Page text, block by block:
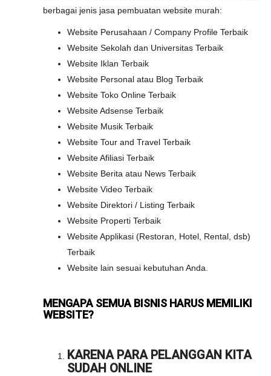
berbagai jenis jasa pembuatan website murah:
Website Perusahaan / Company Profile Terbaik
Website Sekolah dan Universitas Terbaik
Website Iklan Terbaik
Website Personal atau Blog Terbaik
Website Toko Online Terbaik
Website Adsense Terbaik
Website Musik Terbaik
Website Tour and Travel Terbaik
Website Afiliasi Terbaik
Website Berita atau News Terbaik
Website Video Terbaik
Website Direktori / Listing Terbaik
Website Properti Terbaik
Website Applikasi (Restoran, Hotel, Rental, dsb)
Terbaik
Website lain sesuai kebutuhan Anda.
MENGAPA SEMUA BISNIS HARUS MEMILIKI
WEBSITE?
KARENA PARA PELANGGAN KITA
SUDAH ONLINE